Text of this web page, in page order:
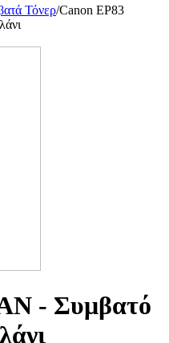
Τόνερ/Canon EP83
- Συμβατό